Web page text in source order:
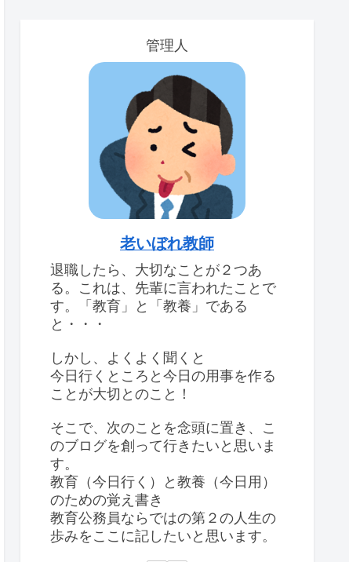
管理人
老いぼれ教師
退職したら、大切なことが２つあ
る。これは、先輩に言われたことで
す。「教育」と「教養」である
と・・・
しかし、よくよく聞くと
今日行くところと今日の用事を作る
ことが大切とのこと！
そこで、次のことを念頭に置き、こ
のブログを創って行きたいと思いま
す。
教育（今日行く）と教養（今日用）
のための覚え書き
教育公務員ならではの第２の人生の
歩みをここに記したいと思います。